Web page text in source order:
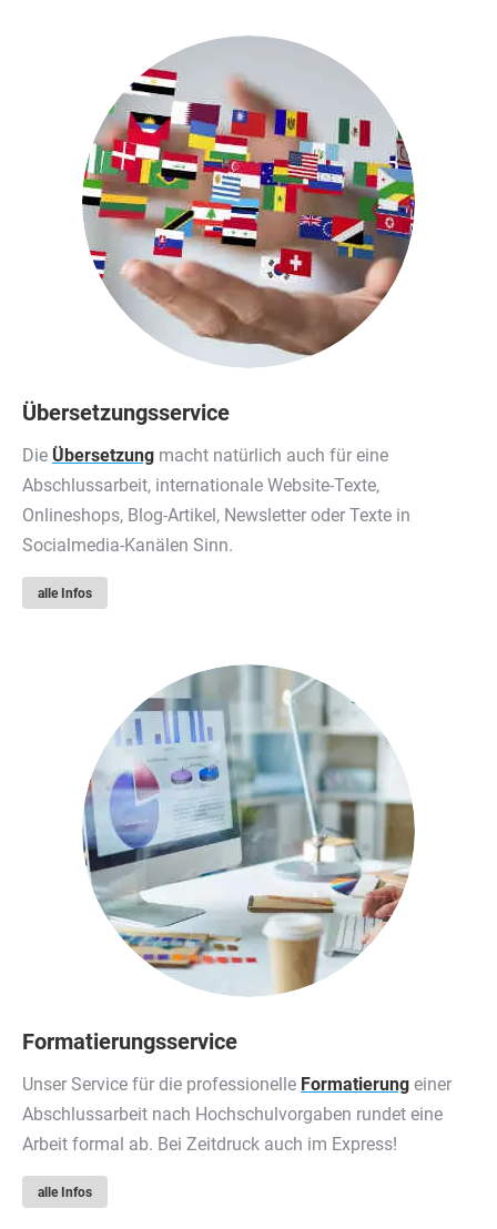
Übersetzungsservice
Die Übersetzung macht natürlich auch für eine
Abschlussarbeit, internationale Website-Texte,
Onlineshops, Blog-Artikel, Newsletter oder Texte in
Socialmedia-Kanälen Sinn.
alle Infos
Formatierungsservice
Unser Service für die professionelle Formatierung einer
Abschlussarbeit nach Hochschulvorgaben rundet eine
Arbeit formal ab. Bei Zeitdruck auch im Express!
alle Infos